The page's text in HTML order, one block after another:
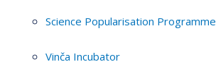
Science Popularisation Programme
Vinča Incubator